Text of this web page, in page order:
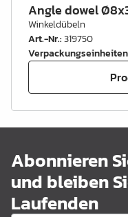
Angle dowel
Winkeldübeln
Art.-Nr.:319750
Verpackungseinheiten
Abonnieren
und bleiben
Laufenden